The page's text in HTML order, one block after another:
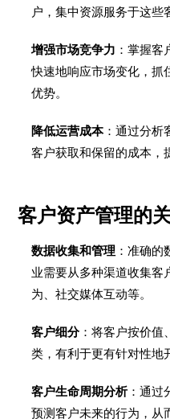
户，集中资源服务于这些
增强市场竞争力 ：掌握
快速地响应市场变化，抓
优势。
降低运营成本：通过分析
客户获取和保留的成本，
客户资产管理的
数据收集和管理 ：准确
业需要从多种渠道收集客
为、社交媒体互动等。
客户细分：将客户按价值
类，有利于更有针对性地
客户生命周期分析：通过
预测客户未来的行为，从